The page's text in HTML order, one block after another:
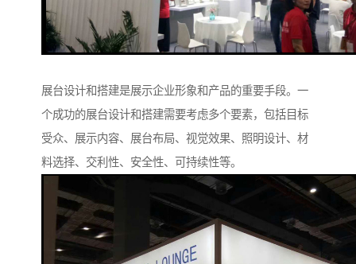
展台设计和搭建是展示企业形象和产品的重要手段。一
个成功的展台设计和搭建需要考虑多个要素，包括目标
受众、展示内容、展台布局、视觉效果、照明设计、材
料选择、交利性、安全性、可持续性等。